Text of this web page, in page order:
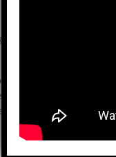
2025 somos-
existir previa autorización,
prohibida la
edición y cualquier
contenidos.